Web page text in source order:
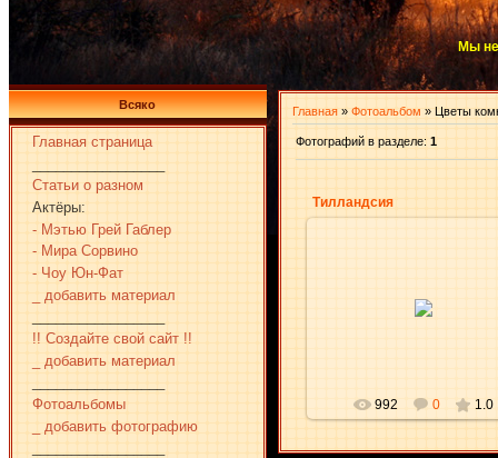
Мы не
Всяко
Главная страница
Статьи о разном
Актёры:
- Мэтью Грей Габлер
- Мира Сорвино
- Чоу Юн-Фат
_ добавить материал
!! Создайте свой сайт !!
_ добавить материал
Фотоальбомы
_ добавить фотографию
Главная » Фотоальбом » Цветы
Фотографий в разделе: 1
Тилландсия
992 0 1.0